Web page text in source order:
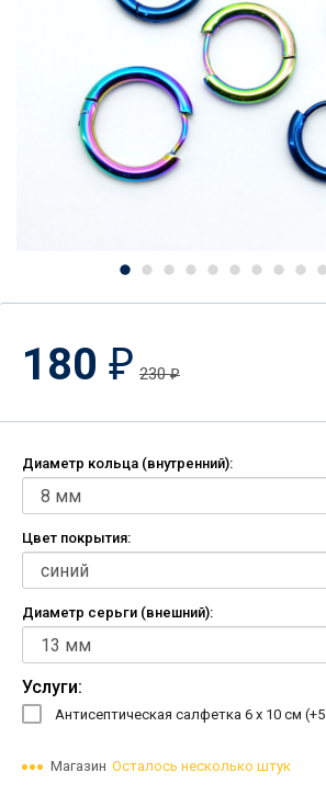
180 ₽ 230₽
Диаметр кольца (внутренний):
Цвет покрытия:
Диаметр серьги (внешний):
Услуги:
Антисептическая салфетка 6 х 10 см (+5
Магазин Осталось несколько штук